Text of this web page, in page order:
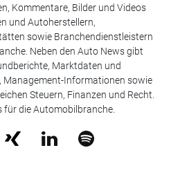
Kommentare, Bilder und Videos
und Autoherstellern,
sowie Branchendienstleistern
Neben den Auto News gibt
Marktdaten und
Management-Informationen sowie
Steuern, Finanzen und Recht.
für die Automobilbranche.